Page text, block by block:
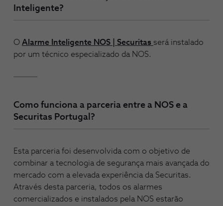
Inteligente?
O Alarme Inteligente NOS | Securitas será instalado
por um técnico especializado da NOS.
Como funciona a parceria entre a NOS e a
Securitas Portugal?
Esta parceria foi desenvolvida com o objetivo de
combinar a tecnologia de segurança mais avançada do
mercado com a elevada experiência da Securitas.
Através desta parceria, todos os alarmes
comercializados e instalados pela NOS estarão